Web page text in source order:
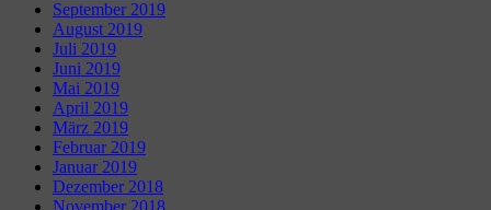
September 2019
August 2019
Juli 2019
Juni 2019
Mai 2019
April 2019
März 2019
Februar 2019
Januar 2019
Dezember 2018